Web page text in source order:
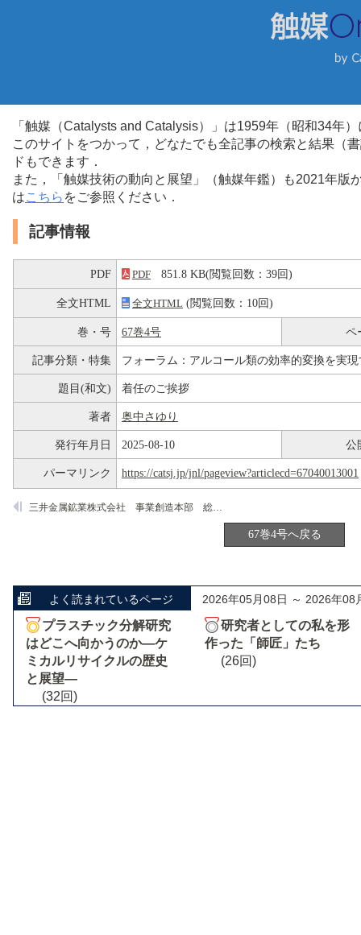
「触媒（Catalysts and Catalysis）」は1959年（昭和34年
このサイトをつかって，どなたでも全記事の検索と結果（
ドもできます．
また，「触媒技術の動向と展望」（触媒年鑑）も2021年
はこちら をご参照ください．
記事情報
PDF PDF 851.8 KB(閲覧回数：39回)
全文HTML 全文HTML (閲覧回数：10回)
巻・号 67巻4号 ペ
記事分類・特集 フォーラム：アルコール類の効率的変換を実
題目(和文) 着任のご挨拶
著者 奥中さゆり
発行年月日 2025-08-10 公
パーマリンク https://catsj.jp/jnl/pageview?articlecd=67040013001
三井金属鉱業株式会社 事業創造本部 総合研究所 技術グループ
67巻4号へ戻る
よく読まれているページ 2026年05月08日 ～ 2026年08
プラスチック分解研究
はどこへ向かうのか―ケ
ミカルリサイクルの歴史
と展望―
(32回)
研究者としての私を形
作った「師匠」たち
(26回)